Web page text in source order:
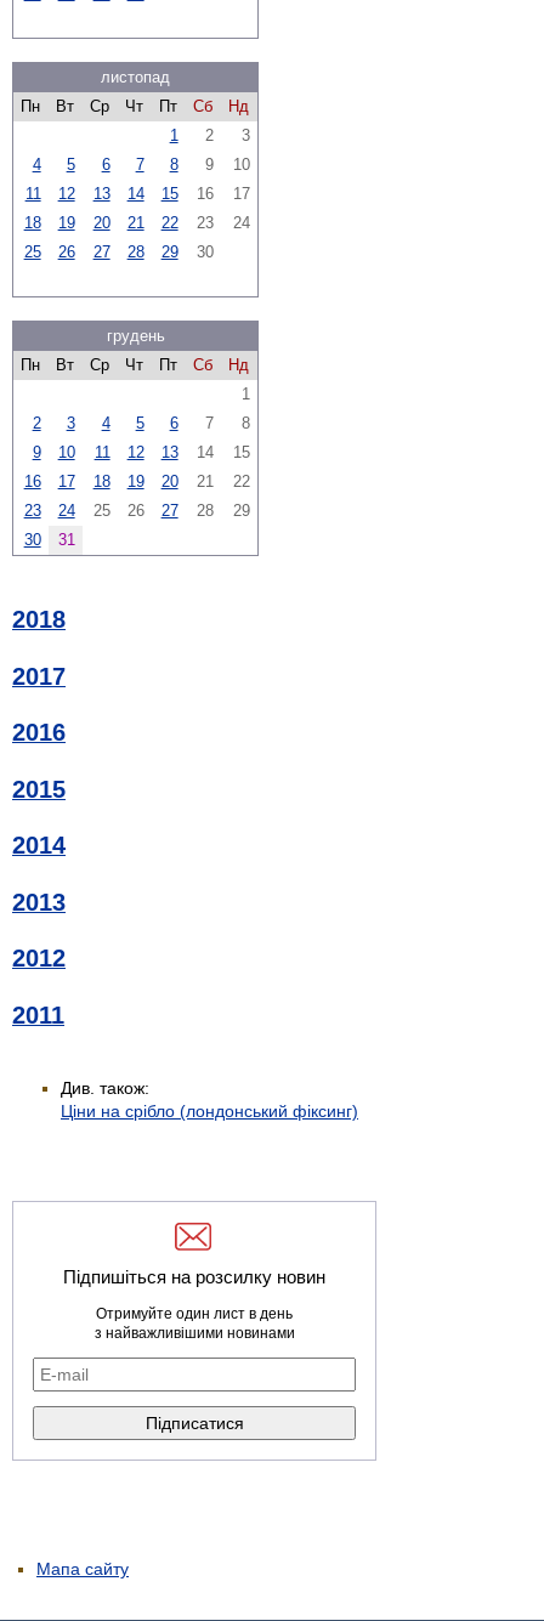
листопад
Пн
Вт Ср Чт Пт Сб
Нд
1
2
3
4
5 6 7 8 9
10
11
12 13 14 15 16
17
18
19 20 21 22 23
24
25
26 27 28 29 30
грудень
Пн
Вт Ср Чт Пт Сб
Нд
1
2
3 4 5 6 7
8
9
10 11 12 13 14
15
16
17 18 19 20 21
22
23
24 25 26 27 28
29
30
31
2018
2017
2016
2015
2014
2013
2012
2011
Див. також:
Ціни на срібло (лондонський фіксинг)
Підпишіться на розсилку новин
Отримуйте один лист в день
з найважливішими новинами
Мапа сайту